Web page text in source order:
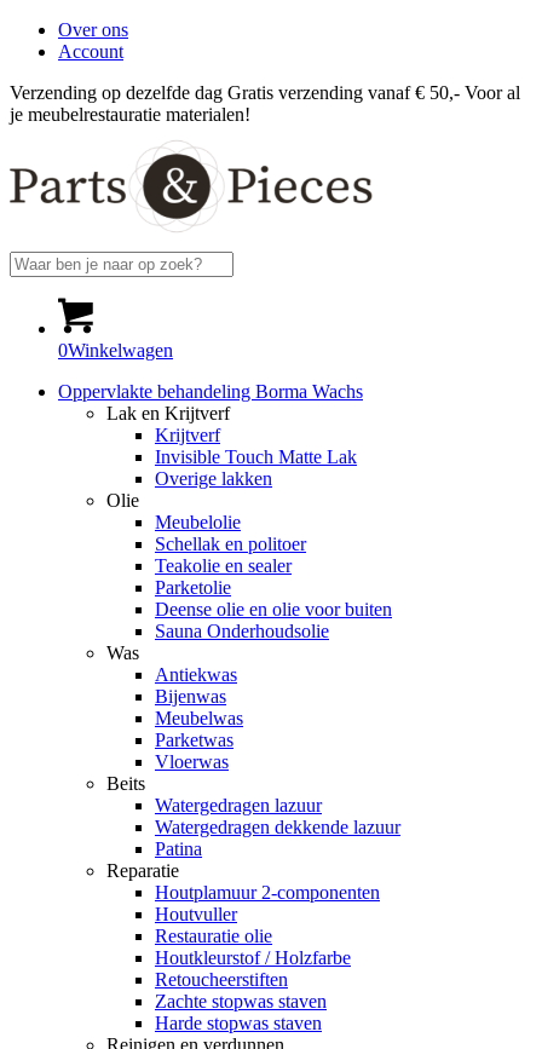
Over ons
Account
Verzending op dezelfde dag Gratis verzending vanaf € 50,- Voor al
je meubelrestauratie materialen!
0Winkelwagen
Oppervlakte behandeling Borma Wachs
Lak en Krijtverf
Krijtverf
Invisible Touch Matte Lak
Overige lakken
Olie
Meubelolie
Schellak en politoer
Teakolie en sealer
Parketolie
Deense olie en olie voor buiten
Sauna Onderhoudsolie
Was
Antiekwas
Bijenwas
Meubelwas
Parketwas
Vloerwas
Beits
Watergedragen lazuur
Watergedragen dekkende lazuur
Patina
Reparatie
Houtplamuur 2-componenten
Houtvuller
Restauratie olie
Houtkleurstof / Holzfarbe
Retoucheerstiften
Zachte stopwas staven
Harde stopwas staven
Reinigen en verdunnen